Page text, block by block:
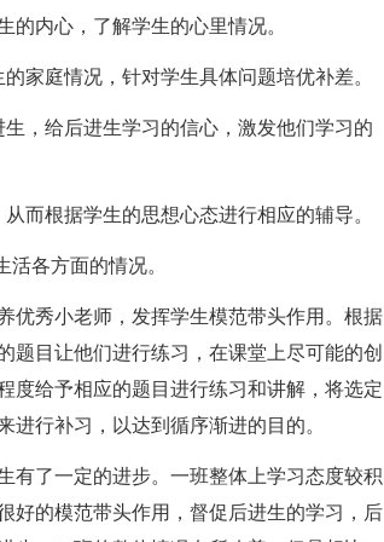
内心，了解学生的心里情况。
庭情况，针对学生具体问题培优补差。
，给后进生学习的信心，激发他们学习的
根据学生的思想心态进行相应的辅导。
各方面的情况。
秀小老师，发挥学生模范带头作用。根据
题目让他们进行练习，在课堂上尽可能的创
度给予相应的题目进行练习和讲解，将选定
行补习，以达到循序渐进的目的。
了一定的进步。一班整体上学习态度较积
好的模范带头作用，督促后进生的学习，后